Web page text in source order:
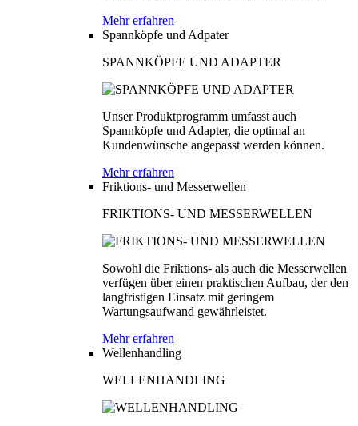
Mehr erfahren
Spannköpfe und Adpater
SPANNKÖPFE UND ADAPTER
Unser Produktprogramm umfasst auch
Spannköpfe und Adapter, die optimal an
Kundenwünsche angepasst werden können.
Mehr erfahren
Friktions- und Messerwellen
FRIKTIONS- UND MESSERWELLEN
Sowohl die Friktions- als auch die Messerwellen
verfügen über einen praktischen Aufbau, der den
langfristigen Einsatz mit geringem
Wartungsaufwand gewährleistet.
Mehr erfahren
Wellenhandling
WELLENHANDLING